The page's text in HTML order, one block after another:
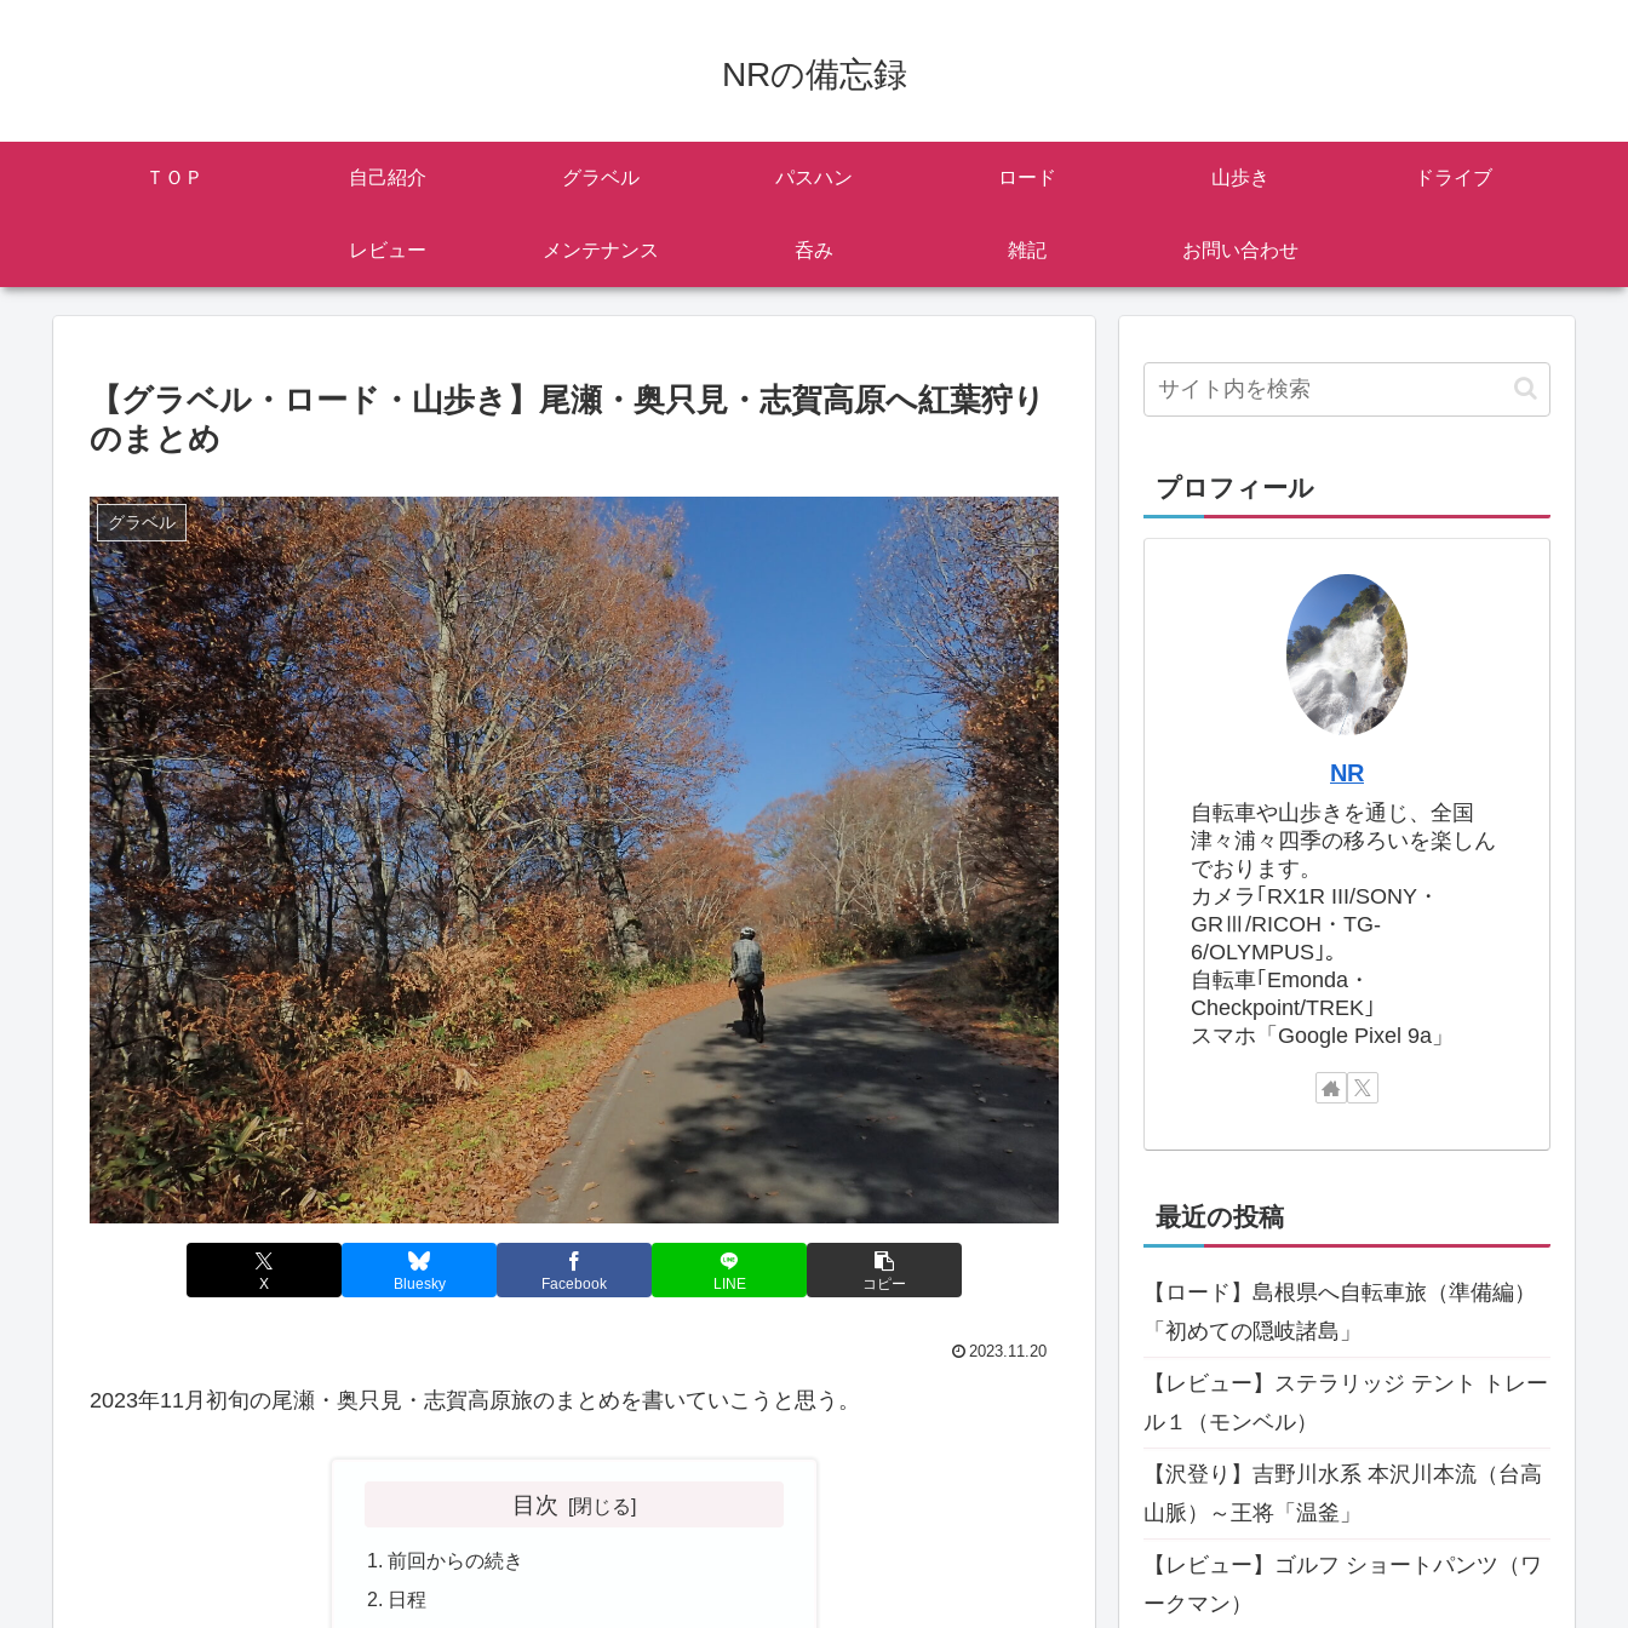
NRの備忘録
ＴＯＰ 自己紹介 グラベル パスハン ロード 山歩き ドライブ
レビュー メンテナンス 呑み 雑記 お問い合わせ
【グラベル・ロード・山歩き】尾瀬・奥只見・志賀高原へ紅葉狩り
のまとめ
グラベル
X Bluesky Facebook LINE コピー
2023.11.20
2023年11月初旬の尾瀬・奥只見・志賀高原旅のまとめを書いていこうと思う。
目次
前回からの続き
日程
プロフィール
NR
自転車や山歩きを通じ、全国
津々浦々四季の移ろいを楽しん
でおります。
カメラ｢RX1R III/SONY・
GRⅢ/RICOH・TG-
6/OLYMPUS｣。
自転車｢Emonda・
Checkpoint/TREK｣
スマホ「Google Pixel 9a」
最近の投稿
【ロード】島根県へ自転車旅（準備編）
「初めての隠岐諸島」
【レビュー】ステラリッジ テント トレー
ル１（モンベル）
【沢登り】吉野川水系 本沢川本流（台高
山脈）～王将「温釜」
【レビュー】ゴルフ ショートパンツ（ワ
ークマン）